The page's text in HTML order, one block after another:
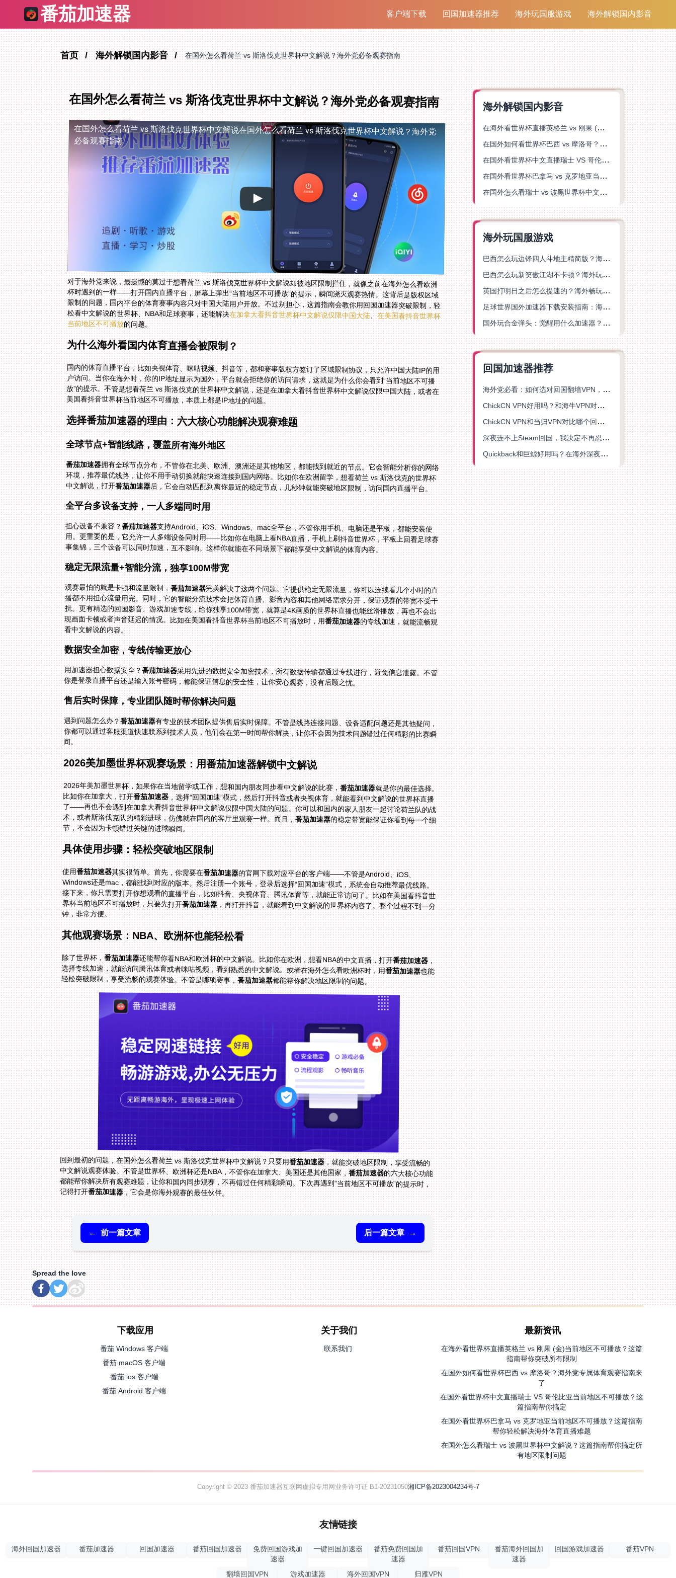
番茄加速器 客户端下载 回国加速器推荐 海外玩国服游戏 海外解锁国内影音
首页 海外解锁国内影音 在国外怎么看荷兰 vs 斯洛伐克世界杯中文解说？海外党必备观赛指南
在国外怎么看荷兰 vs 斯洛伐克世界杯中文解说？海外党必备观赛指南
在国外怎么看荷兰 vs 斯洛伐克世界杯中文解说在国外怎么看荷兰 vs 斯洛伐克世界杯中文解说？海外党
必备观赛指南
对于海外党来说，最遗憾的莫过于想看荷兰 vs 斯洛伐克世界杯中文解说却被地区限制拦住，就像之前在海外怎么看欧洲
杯时遇到的一样——打开国内直播平台，屏幕上弹出“当前地区不可播放”的提示，瞬间浇灭观赛热情。这背后是版权区域
限制的问题，国内平台的体育赛事内容只对中国大陆用户开放。不过别担心，这篇指南会教你用回国加速器突破限制，轻
松看中文解说的世界杯、NBA和足球赛事，还能解决在加拿大看抖音世界杯中文解说仅限中国大陆、在美国看抖音世界杯
当前地区不可播放的问题。
为什么海外看国内体育直播会被限制？
国内的体育直播平台，比如央视体育、咪咕视频、抖音等，都和赛事版权方签订了区域限制协议，只允许中国大陆IP的用
户访问。当你在海外时，你的IP地址显示为国外，平台就会拒绝你的访问请求，这就是为什么你会看到“当前地区不可播
放”的提示。不管是想看荷兰 vs 斯洛伐克的世界杯中文解说，还是在加拿大看抖音世界杯中文解说仅限中国大陆，或者在
美国看抖音世界杯当前地区不可播放，本质上都是IP地址的问题。
选择番茄加速器的理由：六大核心功能解决观赛难题
全球节点+智能线路，覆盖所有海外地区
番茄加速器拥有全球节点分布，不管你在北美、欧洲、澳洲还是其他地区，都能找到就近的节点。它会智能分析你的网络
环境，推荐最优线路，让你不用手动切换就能快速连接到国内网络。比如你在欧洲留学，想看荷兰 vs 斯洛伐克的世界杯
中文解说，打开番茄加速器后，它会自动匹配到离你最近的稳定节点，几秒钟就能突破地区限制，访问国内直播平台。
全平台多设备支持，一人多端同时用
担心设备不兼容？番茄加速器支持Android、iOS、Windows、mac全平台，不管你用手机、电脑还是平板，都能安装使
用。更重要的是，它允许一人多端设备同时用——比如你在电脑上看NBA直播，手机上刷抖音世界杯，平板上回看足球赛
事集锦，三个设备可以同时加速，互不影响。这样你就能在不同场景下都能享受中文解说的体育内容。
稳定无限流量+智能分流，独享100M带宽
观赛最怕的就是卡顿和流量限制，番茄加速器完美解决了这两个问题。它提供稳定无限流量，你可以连续看几个小时的直
播都不用担心流量用完。同时，它的智能分流技术会把体育直播、影音内容和其他网络需求分开，保证观赛的带宽不受干
扰。更有精选的回国影音、游戏加速专线，给你独享100M带宽，就算是4K画质的世界杯直播也能丝滑播放，再也不会出
现画面卡顿或者声音延迟的情况。比如在美国看抖音世界杯当前地区不可播放时，用番茄加速器的专线加速，就能流畅观
看中文解说的内容。
数据安全加密，专线传输更放心
用加速器担心数据安全？番茄加速器采用先进的数据安全加密技术，所有数据传输都通过专线进行，避免信息泄露。不管
你是登录直播平台还是输入账号密码，都能保证信息的安全性，让你安心观赛，没有后顾之忧。
售后实时保障，专业团队随时帮你解决问题
遇到问题怎么办？番茄加速器有专业的技术团队提供售后实时保障。不管是线路连接问题、设备适配问题还是其他疑问，
你都可以通过客服渠道快速联系到技术人员，他们会在第一时间帮你解决，让你不会因为技术问题错过任何精彩的比赛瞬
间。
2026美加墨世界杯观赛场景：用番茄加速器解锁中文解说
2026年美加墨世界杯，如果你在当地留学或工作，想和国内朋友同步看中文解说的比赛，番茄加速器就是你的最佳选择。
比如你在加拿大，打开番茄加速器，选择“回国加速”模式，然后打开抖音或者央视体育，就能看到中文解说的世界杯直播
了——再也不会遇到在加拿大看抖音世界杯中文解说仅限中国大陆的问题。你可以和国内的家人朋友一起讨论荷兰队的战
术，或者斯洛伐克队的精彩进球，仿佛就在国内的客厅里观赛一样。而且，番茄加速器的稳定带宽能保证你看到每一个细
节，不会因为卡顿错过关键的进球瞬间。
具体使用步骤：轻松突破地区限制
使用番茄加速器其实很简单。首先，你需要在番茄加速器的官网下载对应平台的客户端——不管是Android、iOS、
Windows还是mac，都能找到对应的版本。然后注册一个账号，登录后选择“回国加速”模式，系统会自动推荐最优线路。
接下来，你只需要打开你想观看的直播平台，比如抖音、央视体育、腾讯体育等，就能正常访问了。比如在美国看抖音世
界杯当前地区不可播放时，只要先打开番茄加速器，再打开抖音，就能看到中文解说的世界杯内容了。整个过程不到一分
钟，非常方便。
其他观赛场景：NBA、欧洲杯也能轻松看
除了世界杯，番茄加速器还能帮你看NBA和欧洲杯的中文解说。比如你在欧洲，想看NBA的中文直播，打开番茄加速器，
选择专线加速，就能访问腾讯体育或者咪咕视频，看到熟悉的中文解说。或者在海外怎么看欧洲杯时，用番茄加速器也能
轻松突破限制，享受流畅的观赛体验。不管是哪项赛事，番茄加速器都能帮你解决地区限制的问题。
回到最初的问题，在国外怎么看荷兰 vs 斯洛伐克世界杯中文解说？只要用番茄加速器，就能突破地区限制，享受流畅的
中文解说观赛体验。不管是世界杯、欧洲杯还是NBA，不管你在加拿大、美国还是其他国家，番茄加速器的六大核心功能
都能帮你解决所有观赛难题，让你和国内同步观赛，不再错过任何精彩瞬间。下次再遇到“当前地区不可播放”的提示时，
记得打开番茄加速器，它会是你海外观赛的最佳伙伴。
← 前一篇文章 后一篇文章 →
海外解锁国内影音
在海外看世界杯直播英格兰 vs 刚果 (金)当前地区不可播放？这篇指南帮你突破所有限制
在国外如何看世界杯巴西 vs 摩洛哥？海外党专属体育观赛指南来了
在国外看世界杯中文直播瑞士 VS 哥伦比亚当前地区不可播放？这篇指南帮你搞定
在国外看世界杯巴拿马 vs 克罗地亚当前地区不可播放？这篇指南帮你轻松解决海外体育直播难题
在国外怎么看瑞士 vs 波黑世界杯中文解说？这篇指南帮你搞定所有地区限制问题
海外玩国服游戏
巴西怎么玩边锋四人斗地主精简版？海外游戏党的加速器终极选择
巴西怎么玩新笑傲江湖不卡顿？海外玩家国服游戏加速终极指南（附猫和老鼠一梦江湖实测）
英国打明日之后怎么提速的？海外畅玩国服游戏终极指南
足球世界国外加速器下载安装指南：海外党畅玩国服游戏的终极解决方案
国外玩合金弹头：觉醒用什么加速器？一份写给海外游子的畅玩指南
回国加速器推荐
海外党必看：如何选对回国翻墙VPN，无缝解锁国内资源？
ChickCN VPN好用吗？和海牛VPN对比哪个回国效果更好？
ChickCN VPN和当归VPN对比哪个回国效果更好？海外党亲测后选了它
深夜连不上Steam回国，我决定不再忍受这数字鸿沟
Quickback和巨鲸好用吗？在海外深夜想刷B站、追爱奇艺的你，或许正需要这份答案
Spread the love
下载应用
番茄 Windows 客户端
番茄 macOS 客户端
番茄 ios 客户端
番茄 Android 客户端
关于我们
联系我们
最新资讯
在海外看世界杯直播英格兰 vs 刚果 (金)当前地区不可播放？这篇
指南帮你突破所有限制
在国外如何看世界杯巴西 vs 摩洛哥？海外党专属体育观赛指南来
了
在国外看世界杯中文直播瑞士 VS 哥伦比亚当前地区不可播放？这
篇指南帮你搞定
在国外看世界杯巴拿马 vs 克罗地亚当前地区不可播放？这篇指南
帮你轻松解决海外体育直播难题
在国外怎么看瑞士 vs 波黑世界杯中文解说？这篇指南帮你搞定所
有地区限制问题
Copyright © 2023 番茄加速器互联网虚拟专用网业务许可证 B1-20231050湘ICP备2023004234号-7
友情链接
海外回国加速器 番茄加速器 回国加速器 番茄回国加速器
免费回国游戏加
速器
一键回国加速器
番茄免费回国加
速器
番茄回国VPN
番茄海外回国加
速器
回国游戏加速器 番茄VPN
翻墙回国VPN 游戏加速器 海外回国VPN 归雁VPN